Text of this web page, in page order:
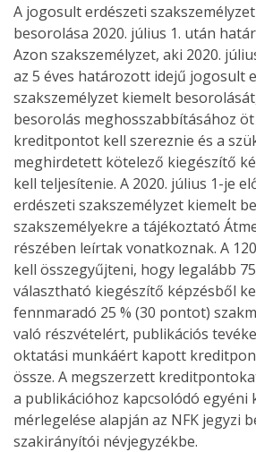
A jogosult erdészeti szakszemélyzet
besorolása 2020. július 1. után
Azon szakszemélyzet, aki 2020.
az 5 éves határozott idejű jogosult
szakszemélyzet kiemelt
besorolás meghosszabbításához
kreditpontot kell szereznie és a
meghirdetett kötelező kiegészítő
kell teljesítenie. A 2020. július 1-je
erdészeti szakszemélyzet kiemelt
szakszemélyekre a tájékoztató
részében leírtak vonatkoznak. A
kell összegyűjteni, hogy legalább
választható kiegészítő képzésből
fennmaradó 25 % (30 pontot)
való részvételért, publikációs
oktatási munkáért kapott
össze. A megszerzett
a publikációhoz kapcsolódó egyéni
mérlegelése alapján az NFK jegyzi
szakirányítói névjegyzékbe.